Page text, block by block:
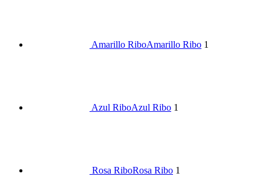
Amarillo RiboAmarillo Ribo 1
Azul RiboAzul Ribo 1
Rosa RiboRosa Ribo 1